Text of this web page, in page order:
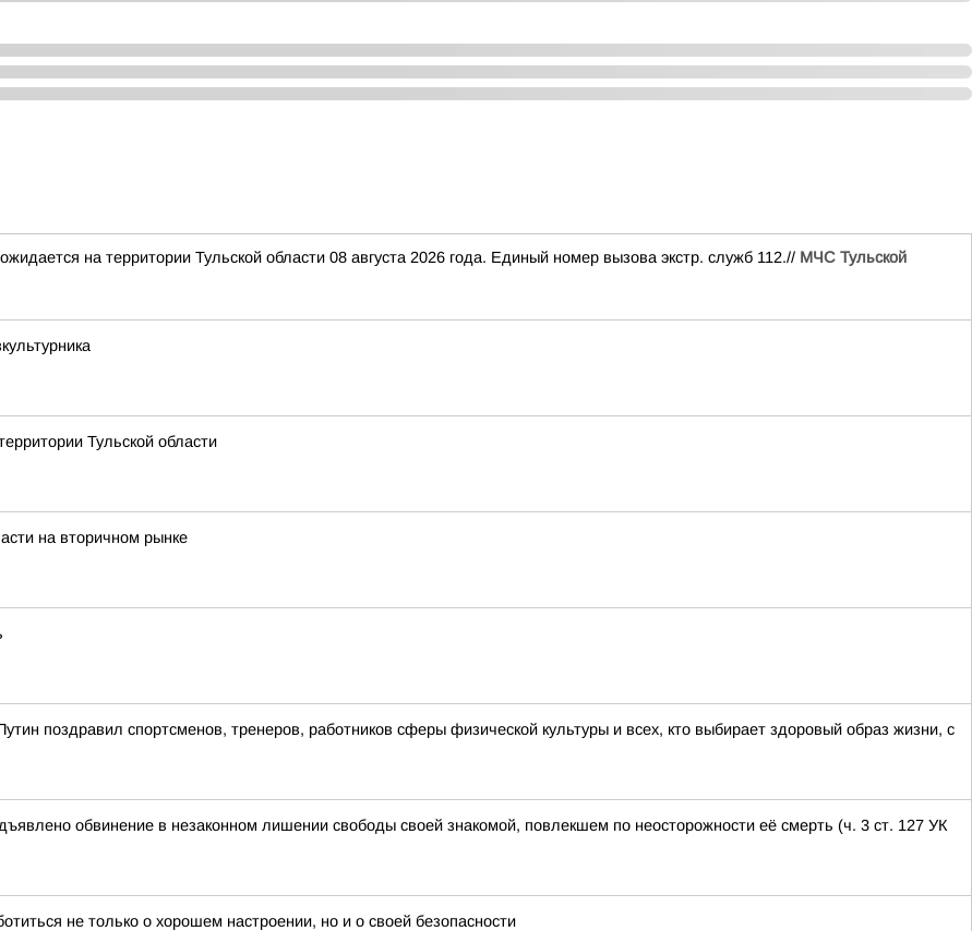
на территории Тульской области 08 августа 2026 года. Единый номер вызова экстр. служб 112.// МЧС Тульской
Тульской области
на вторичном рынке
поздравил спортсменов, тренеров, работников сферы физической культуры и всех, кто выбирает здоровый образ жизни, с
обвинение в незаконном лишении свободы своей знакомой, повлекшем по неосторожности её смерть (ч. 3 ст. 127 УК
не только о хорошем настроении, но и о своей безопасности